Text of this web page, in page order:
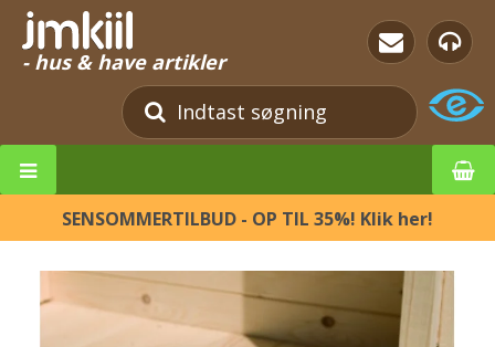
- hus & have artikler
SENSOMMERTILBUD - OP TIL 35%! Klik her!